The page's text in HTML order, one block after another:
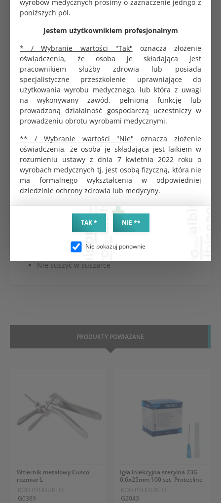
wyrobów medycznych prosimy o zaznaczenie jedngo z
poniższych pól.
Jestem użytkownikiem profesjonalnym
* / Wybranie wartości "Tak" oznacza złożenie
oświadczenia, że osoba je składająca jest
pracownikiem służby zdrowia lub posiada
specjalistyczne przeszkolenie uprawniające do
użytkowania wyrobu medycznego, lub która z uwagi
na wykonywany zawód, pełnioną funkcję lub
prowadzoną działalność gospodarczą uczestniczy w
prowadzeniu obrotu wyrobami medycznymi.
** / Wybranie wartości "Nie" oznacza złożenie
oświadczenia, że osoba je składająca jest laikiem w
rozumieniu ustawy z dnia 7 kwietnia 2022 roku o
wyrobach medycznych tj. jest osobą fizyczną, która nie
ma formalnego wykształcenia w odpowiedniej
dziedzinie ochrony zdrowia lub medycyny.
TAK * NIE **
Nie pokazuj ponownie
Opakowanie zbiorcze
Miękka bawełniana warstwa wierzchnia. Podgumowany
spód chroni materac przed zmoczeniem. Podkład
wykonany jest z wodoszczelnej tkaniny medycznej. Nie
zawiera ftalanów. Niezastąpiony przy pielęgnacji osób
obłożnie chorych. Przydatny przy chorobach
przebiegających z nietrzymaniem moczu.
Antyodleżynowy i antyodparzeniowy. Przeznaczony do
wielokrotnego użytku. Można stosować jako ochraniacz
pod prześcieradło i jako podkład do przewijania.
Wymiary
50x70 cm, posiada gumki na narożniki materaca.
Szczegóły
Prać w temperaturze 90°C
Nie prasować
Nie można wybielać i chlorować
Nie czyścić chemicznie
Suszyć w pozycji pionowej
Nie suszyć w suszarce
PRODUKTY POWIĄZANE
Wziernik metalowy Cusco
rozmiar L
KOD PRODUKTU:
G0389
Igła iniekcyjna sterylna 23G
0,6x25mm 100 szt. Protecline
KOD PRODUKTU:
G2043